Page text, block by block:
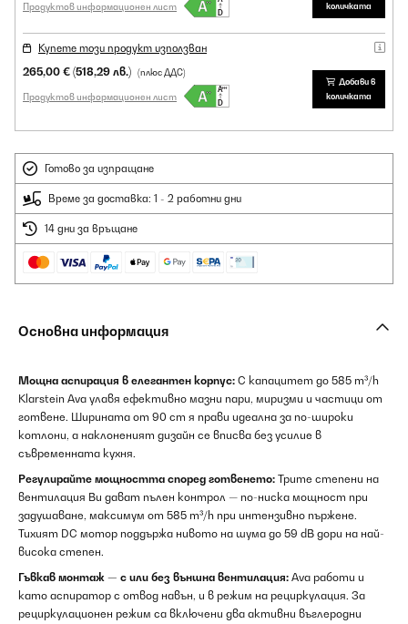
Продуктов информационен лист
количката
Купете този продукт използван
265,00 € (518,29 лв.) (плюс ДДС)
Продуктов информационен лист
Добави в
количката
Готово за изпращане
Време за доставка: 1 - 2 работни дни
14 дни за връщане
Основна информация
Мощна аспирация в елегантен корпус: С капацитет до 585 m³/h
Klarstein Ava улавя ефективно мазни пари, миризми и частици от
готвене. Ширината от 90 cm я прави идеална за по-широки
котлони, а наклоненият дизайн се вписва без усилие в
съвременната кухня.
Регулирайте мощността според готвенето: Трите степени на
вентилация Ви дават пълен контрол — по-ниска мощност при
задушаване, максимум от 585 m³/h при интензивно пържене.
Тихият DC мотор поддържа нивото на шума до 59 dB дори на най-
висока степен.
Гъвкав монтаж — с или без външна вентилация: Ava работи и
като аспиратор с отвод навън, и в режим на рециркулация. За
рециркулационен режим са включени два активни въглеродни